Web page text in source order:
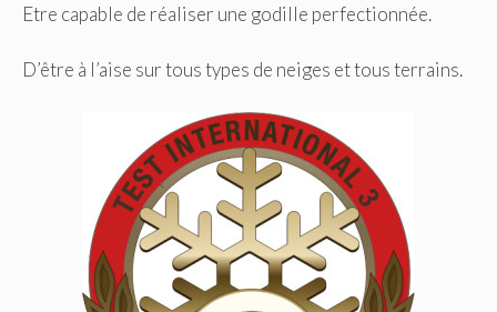
Etre capable de réaliser une godille perfectionnée.
D’être à l’aise sur tous types de neiges et tous terrains.